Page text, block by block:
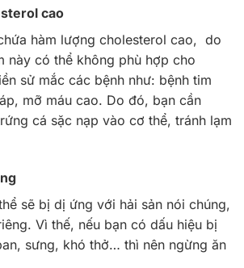
cao
hàm lượng cholesterol cao, do
này có thể không phù hợp cho
sử mắc các bệnh như: bệnh tim
mỡ máu cao. Do đó, bạn cần
cá sặc nạp vào cơ thể, tránh lạm
sẽ bị dị ứng với hải sản nói chúng,
Vì thế, nếu bạn có dấu hiệu bị
sưng, khó thở… thì nên ngừng ăn